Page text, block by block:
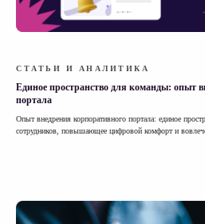
СТАТЬИ И АНАЛИТИКА
Единое пространство для команды: опыт
портала
Опыт внедрения корпоративного портала: единое
сотрудников, повышающее цифровой комфорт и